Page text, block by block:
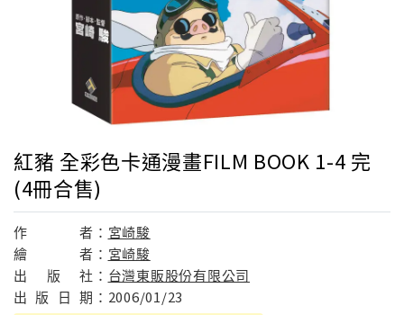
紅豬 全彩色卡通漫畫FILM BOOK 1-4 完
(4冊合售)
作 者： 宮崎駿
繪
者： 宮崎駿
出
版 社： 台灣東販股份有限公司
出 版 日 期： 2006/01/23